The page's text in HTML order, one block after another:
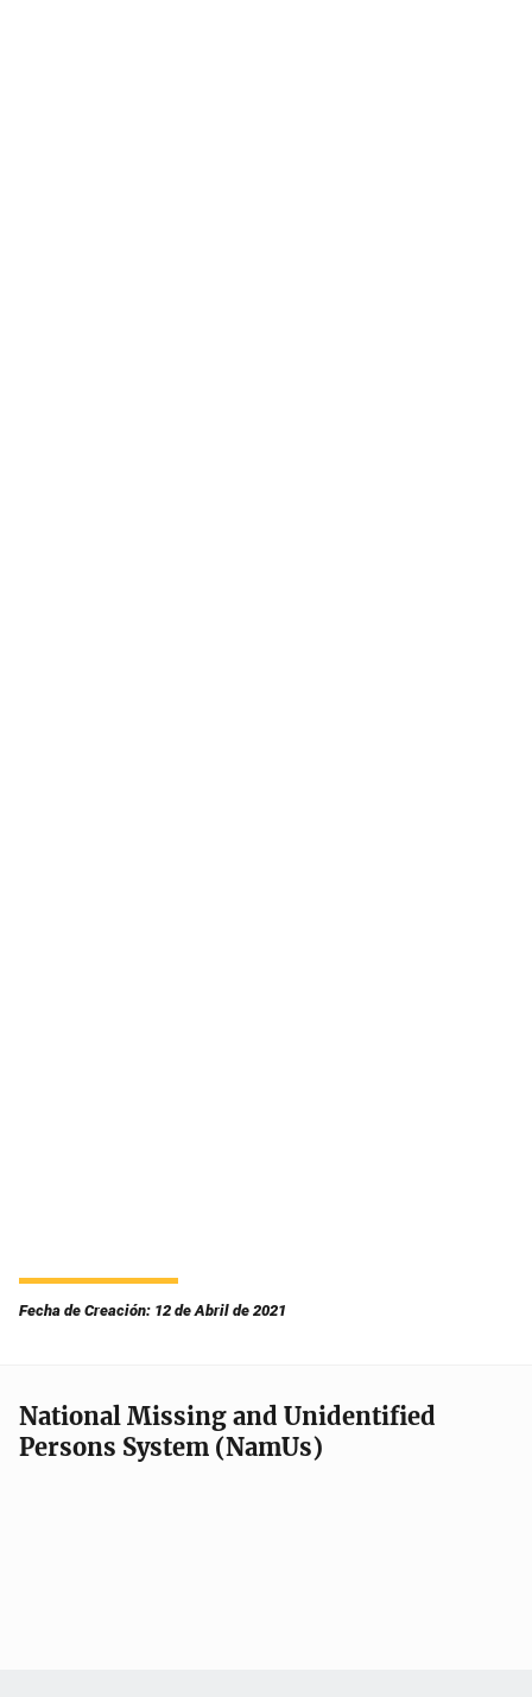
Fecha de Creación: 12 de Abril de 2021
National Missing and Unidentified
Persons System (NamUs)